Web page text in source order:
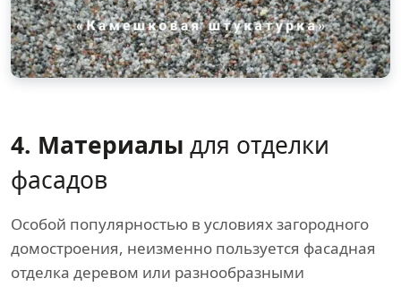
4. Материалы для отделки
фасадов
Особой популярностью в условиях загородного
домостроения, неизменно пользуется фасадная
отделка деревом или разнообразными